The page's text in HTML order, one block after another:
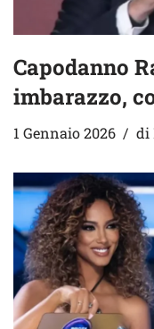
Capodanno
imbarazzo,
1 Gennaio 2026 di